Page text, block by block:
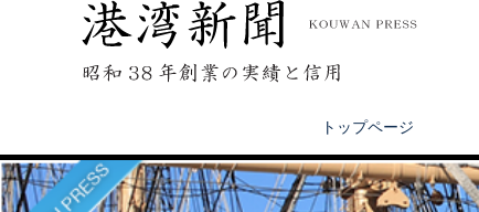
トップページ